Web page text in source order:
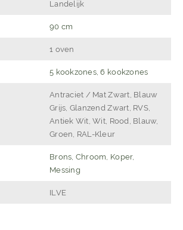
Landelijk
90 cm
1 oven
5 kookzones, 6 kookzones
Antraciet / Mat Zwart, Blauw
Grijs, Glanzend Zwart, RVS,
Antiek Wit, Wit, Rood, Blauw,
Groen, RAL-Kleur
Brons, Chroom, Koper,
Messing
ILVE